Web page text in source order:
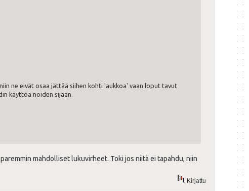
ne eivät osaa jättää siihen kohti 'aukkoa' vaan loput tavut
käyttöä noiden sijaan.
mahdolliset lukuvirheet. Toki jos niitä ei tapahdu, niin
Kirjattu